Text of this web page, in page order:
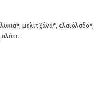
μελιτζάνα*, ελαιόλαδο*,